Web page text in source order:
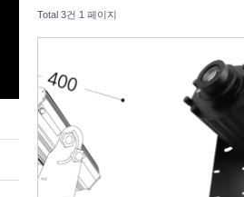
Total 3건 1 페이지